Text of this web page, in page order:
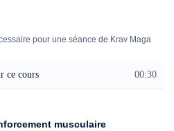
pour une séance de Krav Maga
ce cours 00:30
musculaire